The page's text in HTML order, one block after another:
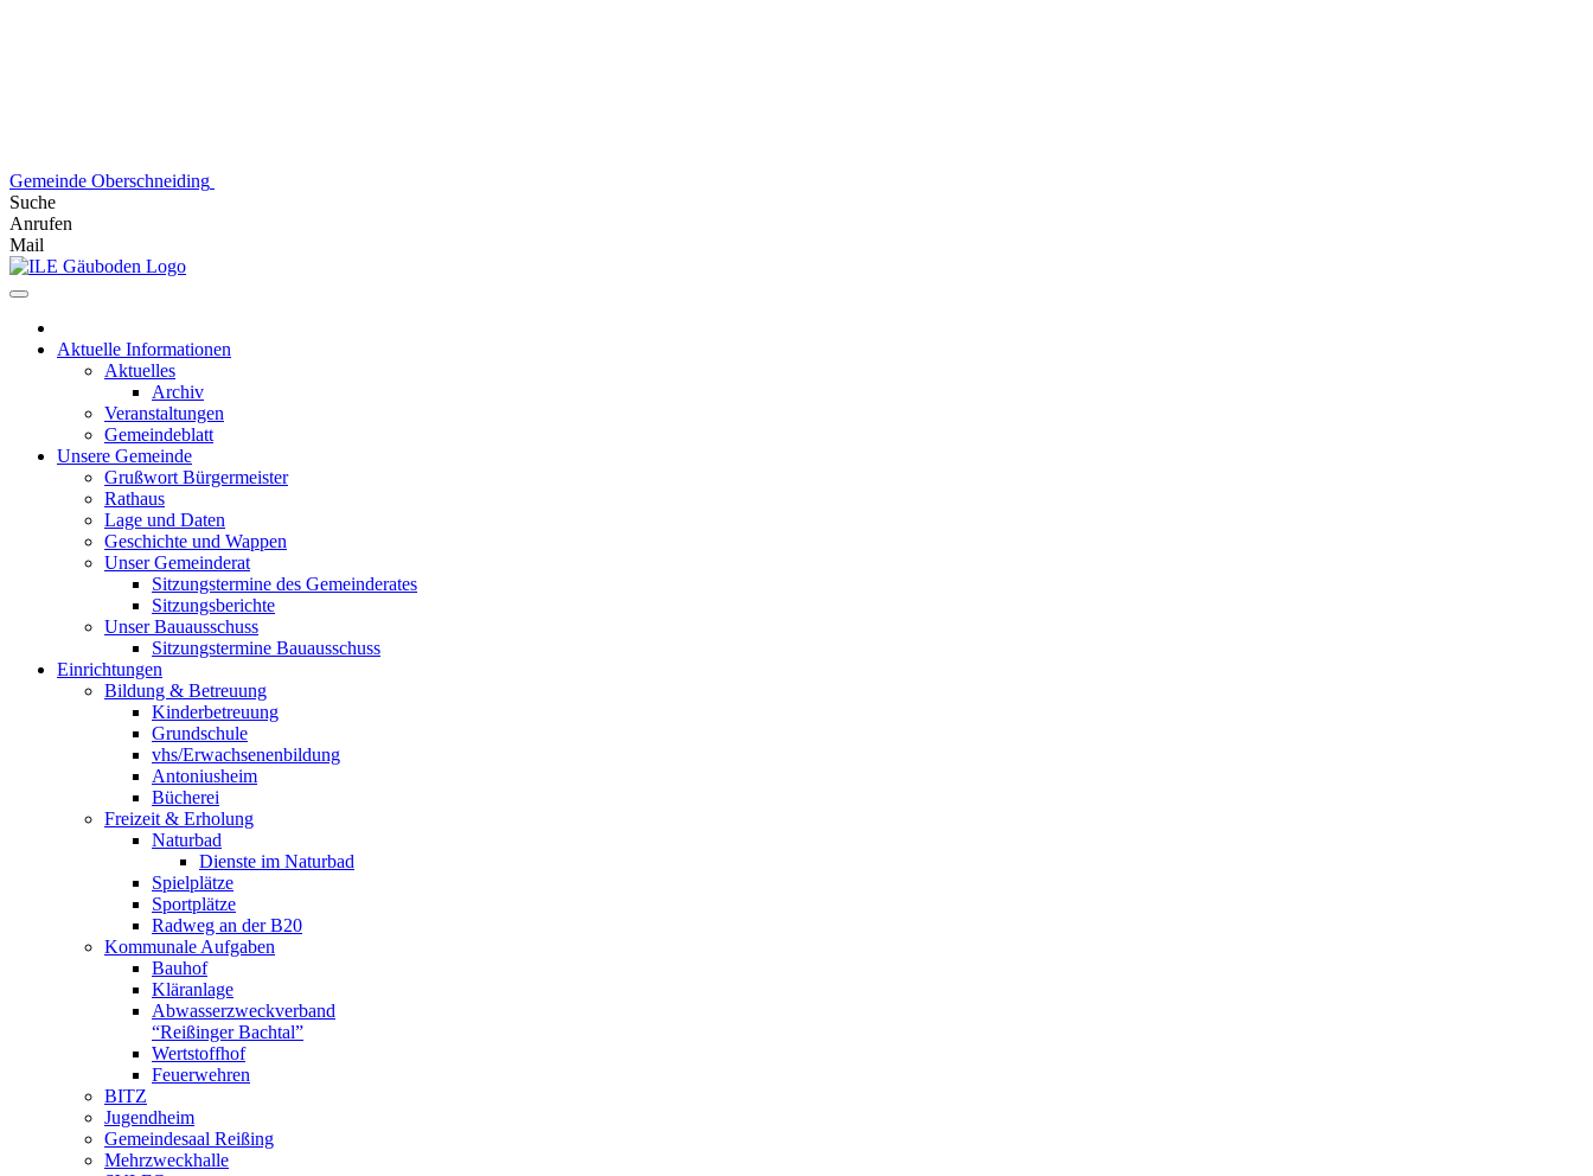
Gemeinde Oberschneiding
Suche
Anrufen
Mail
Aktuelle Informationen
Aktuelles
Archiv
Veranstaltungen
Gemeindeblatt
Unsere Gemeinde
Grußwort Bürgermeister
Rathaus
Lage und Daten
Geschichte und Wappen
Unser Gemeinderat
Sitzungstermine des Gemeinderates
Sitzungsberichte
Unser Bauausschuss
Sitzungstermine Bauausschuss
Einrichtungen
Bildung & Betreuung
Kinderbetreuung
Grundschule
vhs/Erwachsenenbildung
Antoniusheim
Bücherei
Freizeit & Erholung
Naturbad
Dienste im Naturbad
Spielplätze
Sportplätze
Radweg an der B20
Kommunale Aufgaben
Bauhof
Kläranlage
Abwasserzweckverband
“Reißinger Bachtal”
Wertstoffhof
Feuerwehren
BITZ
Jugendheim
Gemeindesaal Reißing
Mehrzweckhalle